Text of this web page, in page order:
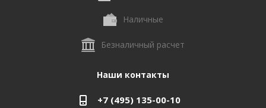
Наличные
Безналичный расчет
Наши контакты
+7 (495) 135-00-10